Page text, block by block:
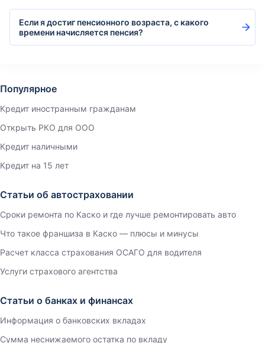
Если я достиг пенсионного возраста, с какого
времени начисляется пенсия?
Популярное
Кредит иностранным гражданам
Открыть РКО для ООО
Кредит наличными
Кредит на 15 лет
Статьи об автостраховании
Сроки ремонта по Каско и где лучше ремонтировать авто
Что такое франшиза в Каско — плюсы и минусы
Расчет класса страхования ОСАГО для водителя
Услуги страхового агентства
Статьи о банках и финансах
Информация о банковских вкладах
Сумма неснижаемого остатка по вкладу